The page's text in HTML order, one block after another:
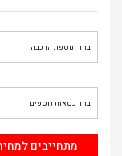
מתחייבים